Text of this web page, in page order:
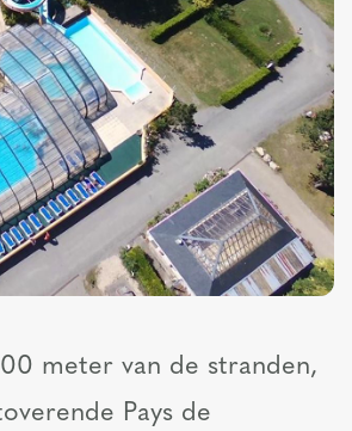
meter van de stranden,
Pays de